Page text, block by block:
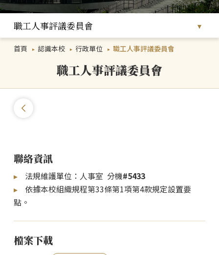
職工人事評議委員會
首頁 認識本校 行政單位 職工人事評議委員會
職工人事評議委員會
聯絡資訊
法規維護單位：人事室 分機#5433
依據本校組織規程第33條第1項第4款規定設置要
點。
檔案下載